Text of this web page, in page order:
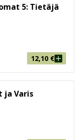
5: Tietäjä
12,10 €
ja Varis